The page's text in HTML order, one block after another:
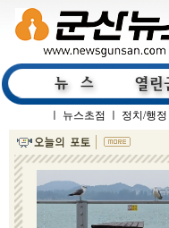
뉴스초점 정치/행정